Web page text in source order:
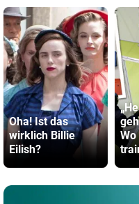
Oha! Ist das
wirklich Billie
Eilish?